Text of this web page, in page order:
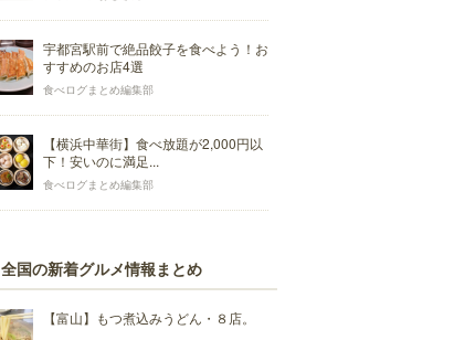
宇都宮駅前で絶品餃子を食べよう！お
すすめのお店4選
食べログまとめ編集部
【横浜中華街】食べ放題が2,000円以
下！安いのに満足...
食べログまとめ編集部
全国の新着グルメ情報まとめ
【富山】もつ煮込みうどん・８店。